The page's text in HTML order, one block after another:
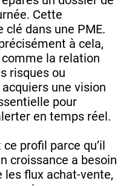
Cette
dans une PME.
à cela,
la relation
risques ou
une vision
pour
en temps réel.
profil parce qu’il
croissance a besoin
les flux achat-vente,